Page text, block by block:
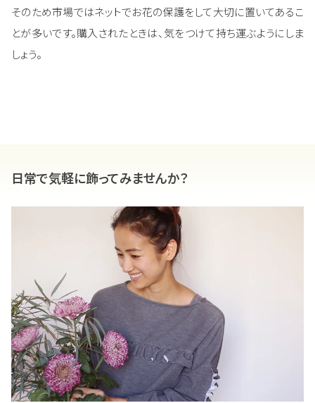
そのため市場ではネットでお花の保護をして大切に置いてあるこ
とが多いです。購入されたときは、気をつけて持ち運ぶようにしま
しょう。
日常で気軽に飾ってみませんか？